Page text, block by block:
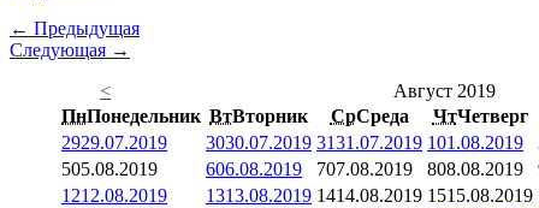
← Предыдущая
Следующая →
<
Август 2019
ПнПонедельник ВтВторник СрСреда ЧтЧетверг
2929.07.2019 3030.07.2019 3131.07.2019 101.08.2019
505.08.2019 606.08.2019 707.08.2019 808.08.2019
1212.08.2019 1313.08.2019 1414.08.2019 1515.08.2019